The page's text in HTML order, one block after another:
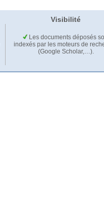
Visibilité
Les documents déposés
indexés par les moteurs de
(Google Scholar,…).